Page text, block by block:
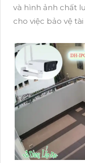
và hình ảnh chất
cho việc bảo vệ